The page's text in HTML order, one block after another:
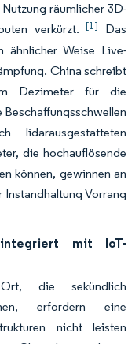
räumlicher 3D-
verkürzt.[1]
Das
ähnlicher Weise Live-
China schreibt
Dezimeter für die
die hochauflösende
können, gewinnen an
Vorrang
integriert mit IoT-
die sekündlich
erfordern eine
nicht leisten